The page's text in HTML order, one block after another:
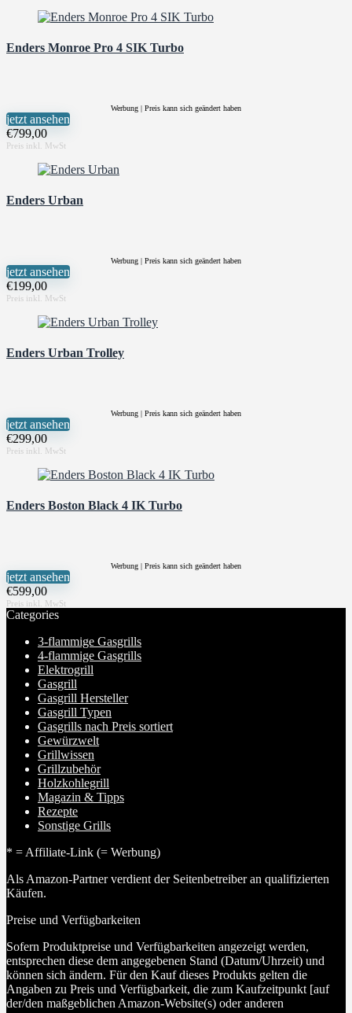
Enders Monroe Pro 4 SIK Turbo
Werbung | Preis kann sich geändert haben
jetzt ansehen
€799,00
Enders Urban
Werbung | Preis kann sich geändert haben
jetzt ansehen
€199,00
Enders Urban Trolley
Werbung | Preis kann sich geändert haben
jetzt ansehen
€299,00
Enders Boston Black 4 IK Turbo
Werbung | Preis kann sich geändert haben
jetzt ansehen
€599,00
Categories
3-flammige Gasgrills
4-flammige Gasgrills
Elektrogrill
Gasgrill
Gasgrill Hersteller
Gasgrill Typen
Gasgrills nach Preis sortiert
Gewürzwelt
Grillwissen
Grillzubehör
Holzkohlegrill
Magazin & Tipps
Rezepte
Sonstige Grills
* = Affiliate-Link (= Werbung)
Als Amazon-Partner verdient der Seitenbetreiber an qualifizierten
Käufen.
Preise und Verfügbarkeiten
Sofern Produktpreise und Verfügbarkeiten angezeigt werden,
entsprechen diese dem angegebenen Stand (Datum/Uhrzeit) und
können sich ändern. Für den Kauf dieses Produkts gelten die
Angaben zu Preis und Verfügbarkeit, die zum Kaufzeitpunkt [auf
der/den maßgeblichen Amazon-Website(s) oder anderen